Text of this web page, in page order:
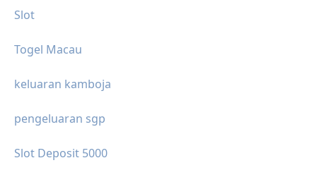
Slot
Togel Macau
keluaran kamboja
pengeluaran sgp
Slot Deposit 5000